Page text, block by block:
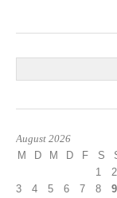
August 2026
M D M D F S
1
2
3
4 5 6 7 8
9